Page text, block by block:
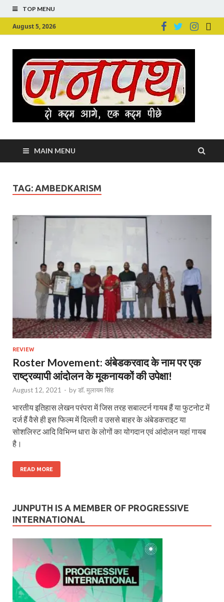
TOP MENU
August 5, 2026
MAIN MENU
TAG: AMBEDKARISM
REVIEW
Roster Movement: अंबेडकरवाद के नाम पर एक
राष्ट्रव्यापी आंदोलन के मूकनायकों की उपेक्षा!
August 12, 2021 - byडॉ. मुलायम सिंह
भारतीय इतिहास लेखन परंपरा में जिस तरह सबाल्टर्न गायब हैं या फुटनोट में
दर्ज हैं वैसे ही इस फिल्म में दिल्ली व उससे बाहर के अंबेडकराइट या
सोशलिस्ट आदि विभिन्न धारा के लोगों का योगदान एवं आंदोलन यहां गायब
है।
READ MORE
JUNPUTH IS A MEMBER OF PROGRESSIVE
INTERNATIONAL